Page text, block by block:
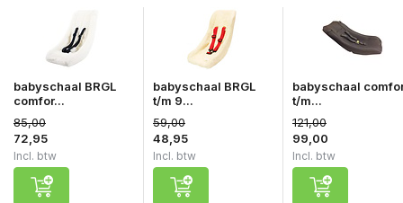
babyschaal BRGL
comfor...
85,00
72,95
Incl. btw
babyschaal BRGL
t/m 9...
59,00
48,95
Incl. btw
babyschaal
t/m...
121,00
99,00
Incl. btw